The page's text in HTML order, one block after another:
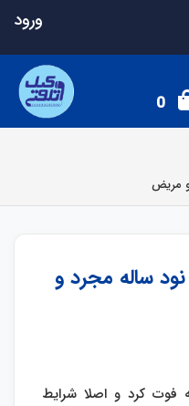
ورود
0
و مریض
ساله مجرد و
فوت کرد و اصلا شرایط